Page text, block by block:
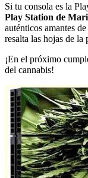
Si tu consola es la
Play Station de
auténticos amantes
resalta las hojas de la
¡En el próximo
del cannabis!